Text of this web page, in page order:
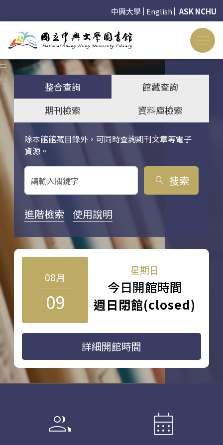
中興大學 English ASK NCHU
:::
整合查詢
館藏查詢
期刊檢索
資料庫檢索
除本館館藏目錄外，可同時查詢期刊文章等電子
資源。
關鍵字搜尋
search 搜索
進階檢索 使用說明
08月
09
星期日
今日開館時間
週日閉館(closed)
詳細開館時間
group calendar_month